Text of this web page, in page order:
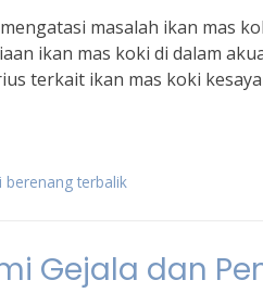
masalah ikan mas
ikan mas koki di dalam
terkait ikan mas koki
berenang terbalik
Gejala dan